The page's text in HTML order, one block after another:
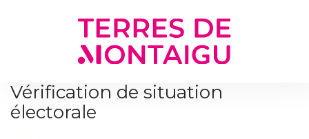
Vérification de situation
électorale